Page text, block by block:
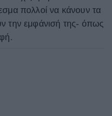
πολλοί να κάνουν τα
την εμφάνισή της- όπως